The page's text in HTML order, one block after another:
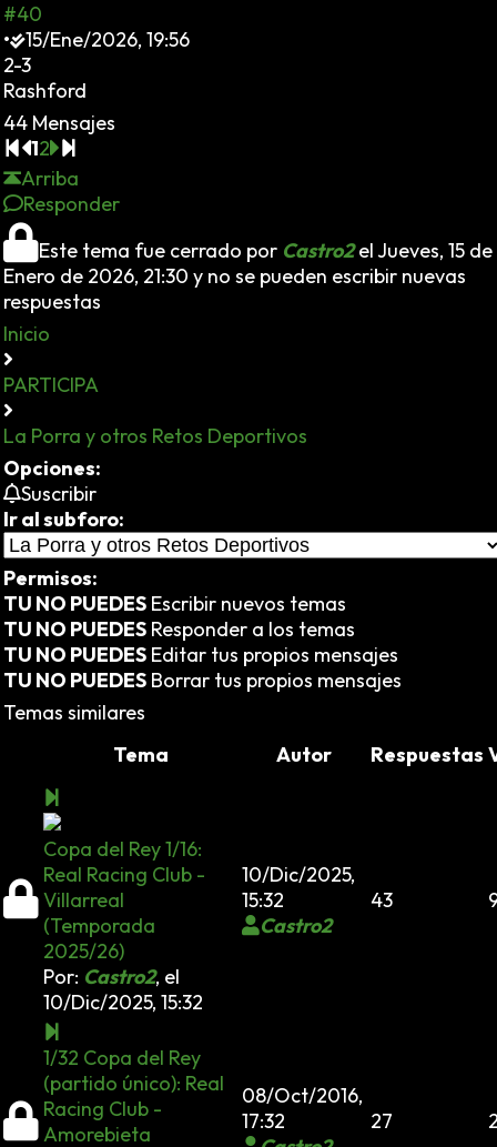
#40
•
15/Ene/2026, 19:56
2-3
Rashford
44 Mensajes
12
Arriba
Responder
Este tema fue cerrado por Castro2el Jueves, 15 de
Enero de 2026, 21:30 y no se pueden escribir nuevas
respuestas
Inicio
PARTICIPA
La Porra y otros Retos Deportivos
Opciones:
Suscribir
Ir al subforo:
Permisos:
TU NO PUEDES Escribir nuevos temas
TU NO PUEDES Responder a los temas
TU NO PUEDES Editar tus propios mensajes
TU NO PUEDES Borrar tus propios mensajes
Temas similares
Tema
Autor Respuestas
Copa del Rey 1/16:
Real Racing Club -
Villarreal
(Temporada
2025/26)
Por: Castro2, el
10/Dic/2025, 15:32
10/Dic/2025,
15:32
Castro2
43
1/32 Copa del Rey
(partido único): Real
Racing Club -
Amorebieta
08/Oct/2016,
17:32
27